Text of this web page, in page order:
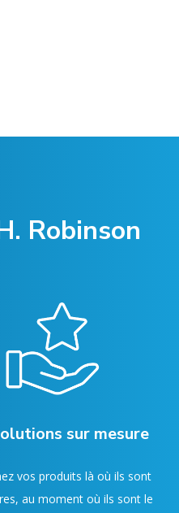
Robinson
sur mesure
vos produits là où ils sont
au moment où ils sont le